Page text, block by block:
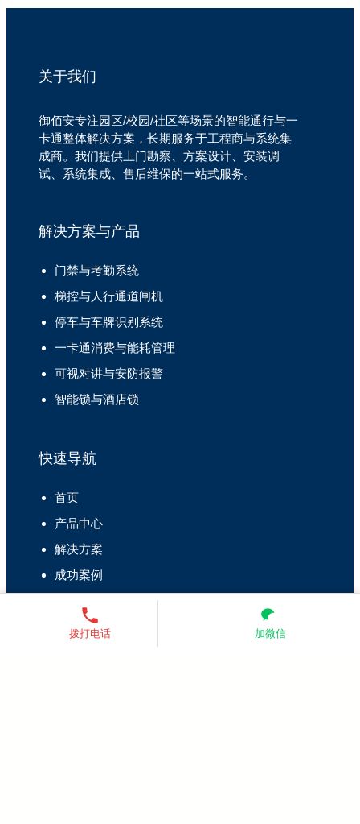
关于我们
御佰安专注园区/校园/社区等场景的智能通行与一
卡通整体解决方案，长期服务于工程商与系统集
成商。我们提供上门勘察、方案设计、安装调
试、系统集成、售后维保的一站式服务。
解决方案与产品
门禁与考勤系统
梯控与人行通道闸机
停车与车牌识别系统
一卡通消费与能耗管理
可视对讲与安防报警
智能锁与酒店锁
快速导航
首页
产品中心
解决方案
成功案例
联系我们
拨打电话 加微信